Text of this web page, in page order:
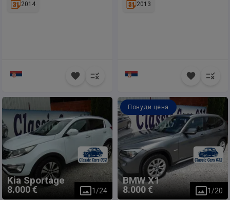
2014 2013
Kia Sportage
8.000 € 1 /24
BMW X1
8.000 €
Понуди цена
1 /20